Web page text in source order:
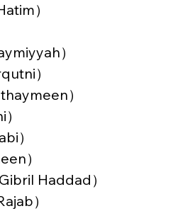
）
）
）
）
）
）
Haddad）
）